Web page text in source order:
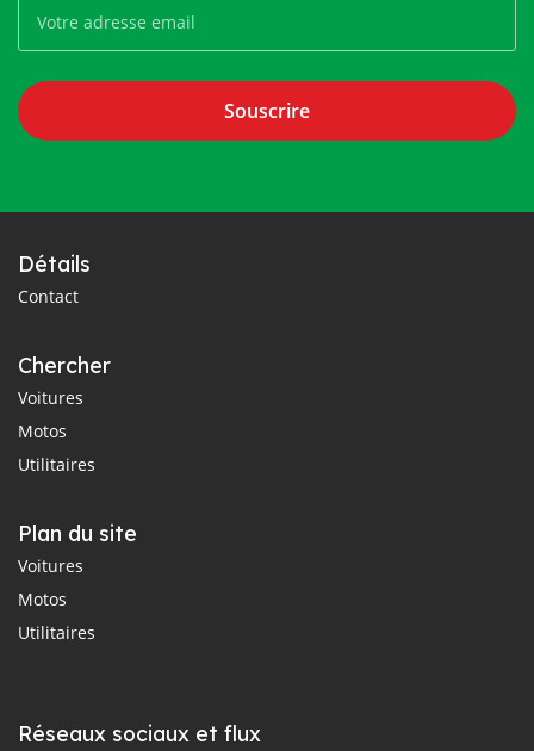
Souscrire
Détails
Contact
Chercher
Voitures
Motos
Utilitaires
Plan du site
Voitures
Motos
Utilitaires
Réseaux sociaux et flux